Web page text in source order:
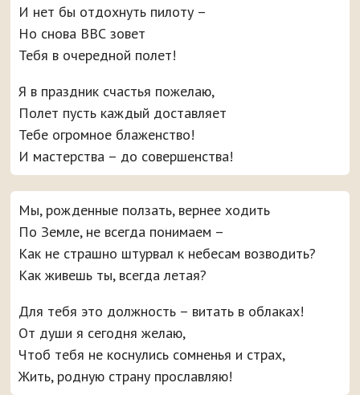
И нет бы отдохнуть пилоту –
Но снова ВВС зовет
Тебя в очередной полет!
Я в праздник счастья пожелаю,
Полет пусть каждый доставляет
Тебе огромное блаженство!
И мастерства – до совершенства!
Мы, рожденные ползать, вернее ходить
По Земле, не всегда понимаем –
Как не страшно штурвал к небесам возводить?
Как живешь ты, всегда летая?
Для тебя это должность – витать в облаках!
От души я сегодня желаю,
Чтоб тебя не коснулись сомненья и страх,
Жить, родную страну прославляю!